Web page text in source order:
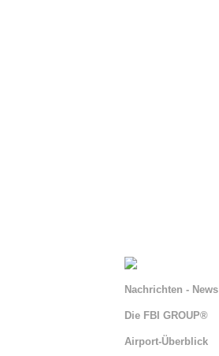
Nachrichten - News
Die FBI GROUP®
Airport-Überblick